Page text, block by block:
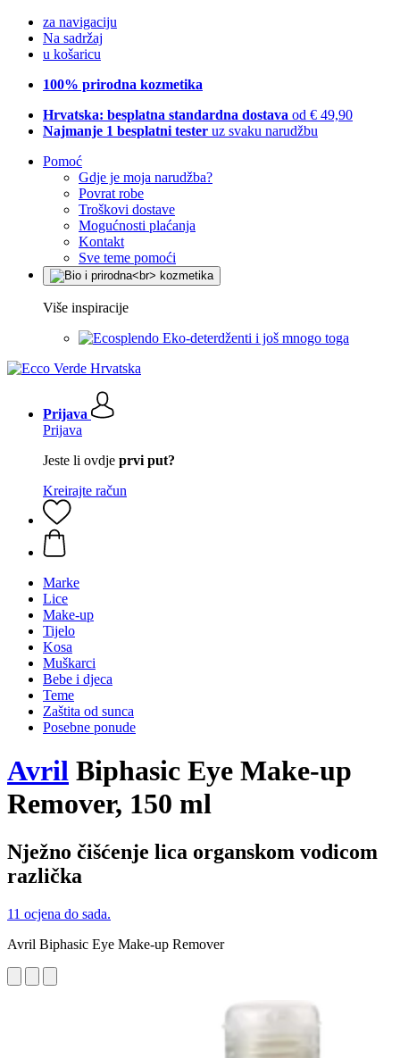
za navigaciju
Na sadržaj
u košaricu
100% prirodna kozmetika
Hrvatska: besplatna standardna dostava od € 49,90
Najmanje 1 besplatni tester uz svaku narudžbu
Pomoć
Gdje je moja narudžba?
Povrat robe
Troškovi dostave
Mogućnosti plaćanja
Kontakt
Sve teme pomoći
Više inspiracije
Eko-deterdženti i još mnogo toga
Prijava
Prijava
Jeste li ovdje prvi put?
Kreirajte račun
Marke
Lice
Make-up
Tijelo
Kosa
Muškarci
Bebe i djeca
Teme
Zaštita od sunca
Posebne ponude
Avril Biphasic Eye Make-up
Remover, 150 ml
Nježno čišćenje lica organskom vodicom
različka
11 ocjena do sada.
Avril Biphasic Eye Make-up Remover